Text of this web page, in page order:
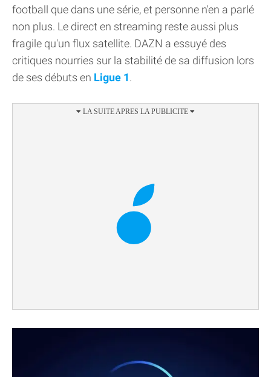
football que dans une série, et personne n'en a parlé
non plus. Le direct en streaming reste aussi plus
fragile qu'un flux satellite. DAZN a essuyé des
critiques nourries sur la stabilité de sa diffusion lors
de ses débuts en Ligue 1.